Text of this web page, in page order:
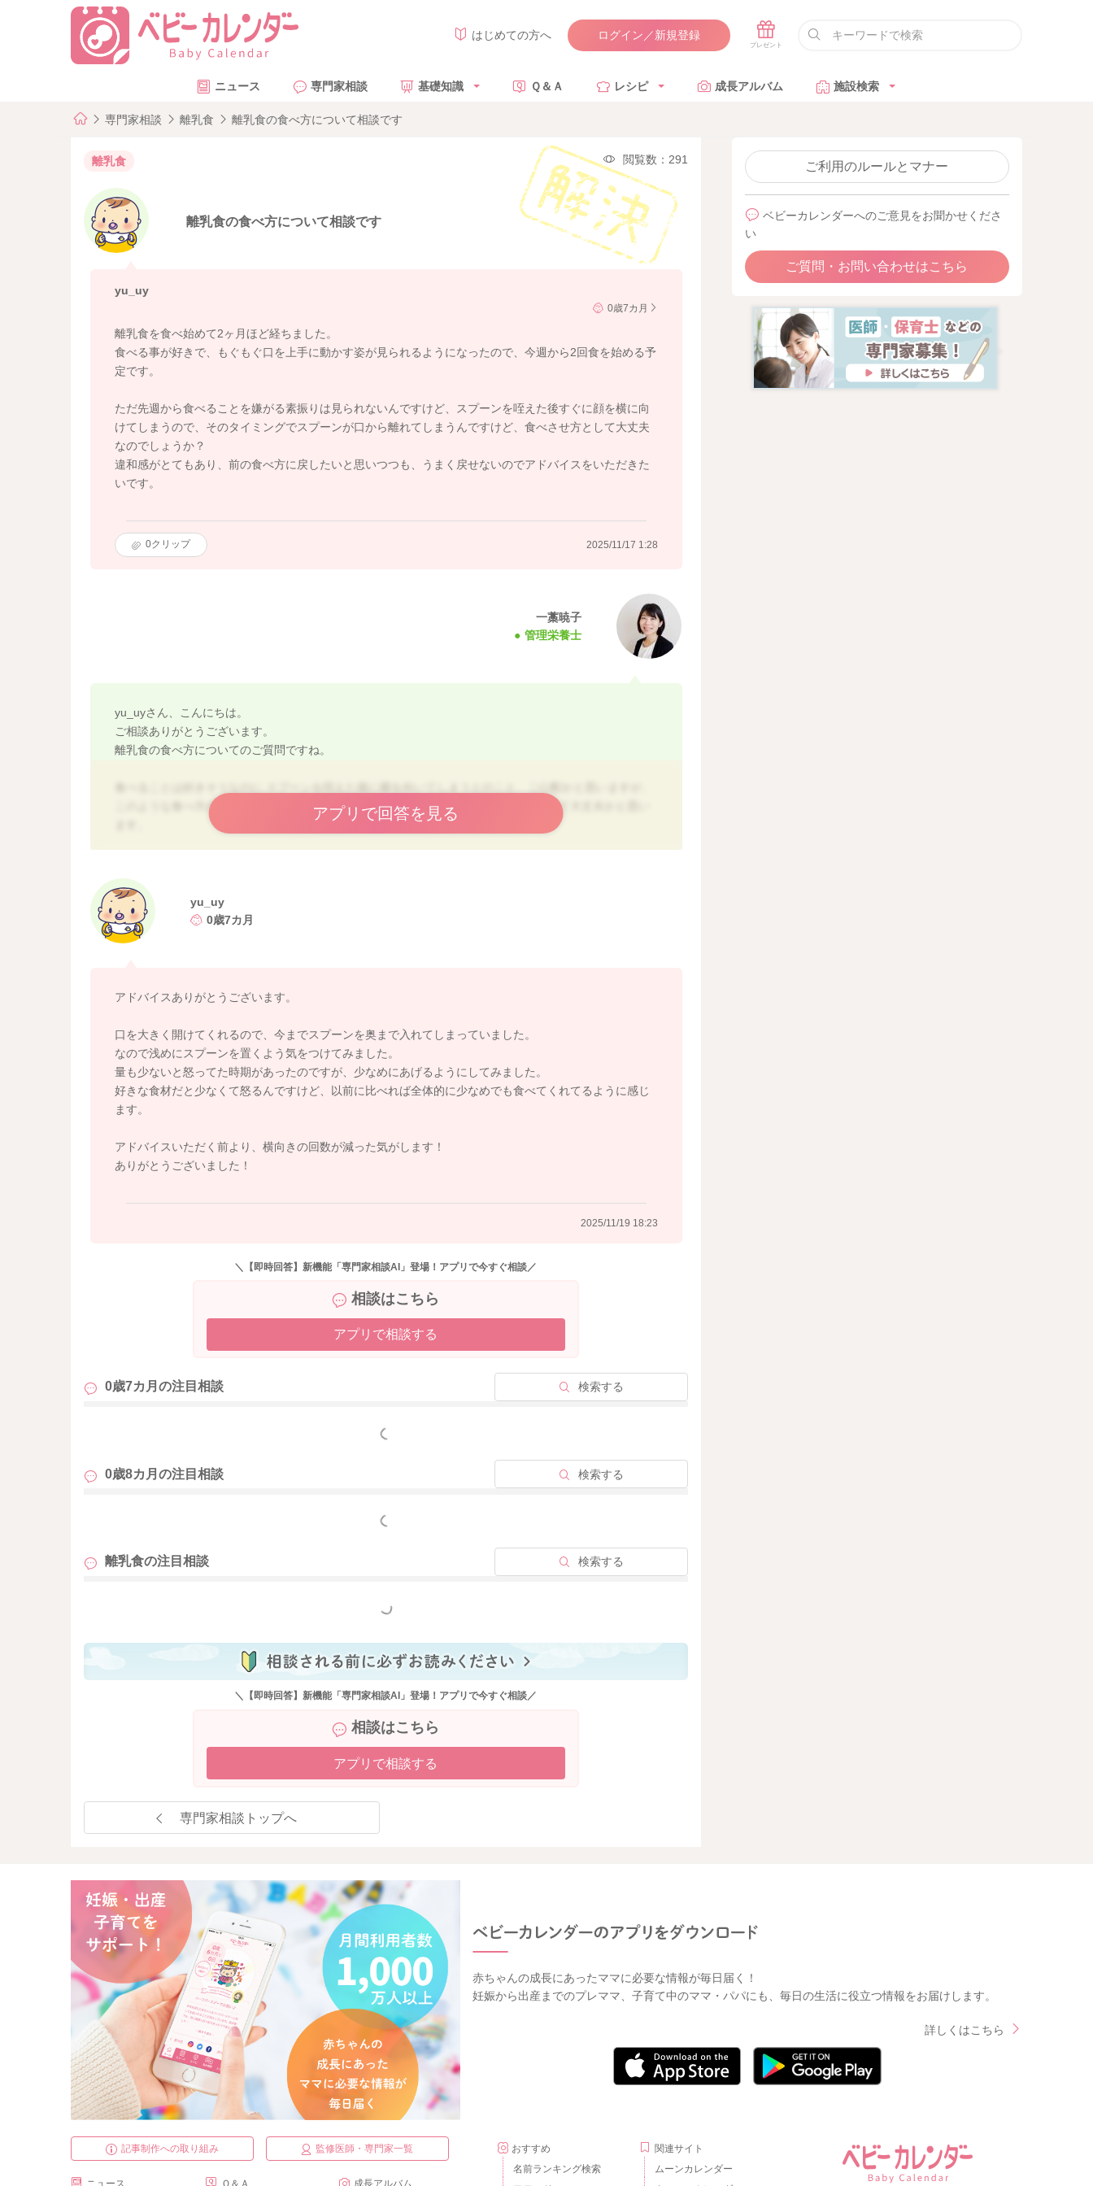
はじめての方へ ログイン／新規登録
ニュース 専門家相談 基礎知識 Ｑ＆Ａ レシピ 成長アルバム 施設検索
専門家相談 離乳食 離乳食の食べ方について相談です
離乳食 閲覧数：291
離乳食の食べ方について相談です
yu_uy
0歳7カ月
離乳食を食べ始めて2ヶ月ほど経ちました。
食べる事が好きで、もぐもぐ口を上手に動かす姿が見られるようになったので、今週から2回食を始める予
定です。
ただ先週から食べることを嫌がる素振りは見られないんですけど、スプーンを咥えた後すぐに顔を横に向
けてしまうので、そのタイミングでスプーンが口から離れてしまうんですけど、食べさせ方として大丈夫
なのでしょうか？
違和感がとてもあり、前の食べ方に戻したいと思いつつも、うまく戻せないのでアドバイスをいただきた
いです。
0クリップ 2025/11/17 1:28
一藁暁子
管理栄養士
yu_uyさん、こんにちは。
ご相談ありがとうございます。
離乳食の食べ方についてのご質問ですね。
このような食べ方の癖は、ほとんどの場合、発達による一時的な動きなので心配しなくて大丈夫かと思い
・今の時期は「吸う → 舌を前後に動かす → （横向きで）飲み込む」 という赤ちゃん独特の運動が残って
いる時期なので、スプーンを咥えた瞬間にクセがでることがあります。
・次の一口をイメージして「もっと！」という気持ちから顔が横に流れてしまうのかもしれません。
⇒スプーンを咥えた瞬間にこちらがすぐに引いてしまうと、赤ちゃんは「まだ食べる動作が終わってない
改善のコツとしては、
①スプーンは正面から下唇へそっと置く
⇒お子さんが上唇を閉じて離乳食を取り込みやすくします
②スプーンをいれたら1～2秒そのまま待ってみる
⇒赤ちゃんが口を閉じて飲み込む動作が完了したのを確認してから、スプーンを引き抜くと◎です。
⇒量が多い食べる動きが追い付かず、横を向きやすくなる可能性があります。
「横向き＝スプーンが離れる」と学習しないためにも、スプーンはお子さんの口が閉じるまで軽くキープ
お子さんの様子をみながら上記のコツなどをお試しくださいね。
すこしでもご参考になりましたら幸いです。
アプリで回答を見る
2025/11/17 12:12
yu_uy
0歳7カ月
アドバイスありがとうございます。
口を大きく開けてくれるので、今までスプーンを奥まで入れてしまっていました。
なので浅めにスプーンを置くよう気をつけてみました。
量も少ないと怒ってた時期があったのですが、少なめにあげるようにしてみました。
好きな食材だと少なくて怒るんですけど、以前に比べれば全体的に少なめでも食べてくれてるように感じ
ます。
アドバイスいただく前より、横向きの回数が減った気がします！
ありがとうございました！
2025/11/19 18:23
＼【即時回答】新機能「専門家相談AI」登場！アプリで今すぐ相談／
相談はこちら
アプリで相談する
0歳7カ月の注目相談 検索する
もっと見る
0歳8カ月の注目相談 検索する
もっと見る
離乳食の注目相談 検索する
もっと見る
＼【即時回答】新機能「専門家相談AI」登場！アプリで今すぐ相談／
相談はこちら
アプリで相談する
専門家相談トップへ
ご利用のルールとマナー
ベビーカレンダーへのご意見をお聞かせくださ
い
ご質問・お問い合わせはこちら
赤ちゃんの成長にあったママに必要な情報が毎日届く！
妊娠から出産までのプレママ、子育て中のママ・パパにも、毎日の生活に役立つ情報をお届けします。
詳しくはこちら
記事制作への取り組み 監修医師・専門家一覧
ニュース Ｑ＆Ａ 成長アルバム
おすすめ
名前ランキング検索
関連サイト
ムーンカレンダー